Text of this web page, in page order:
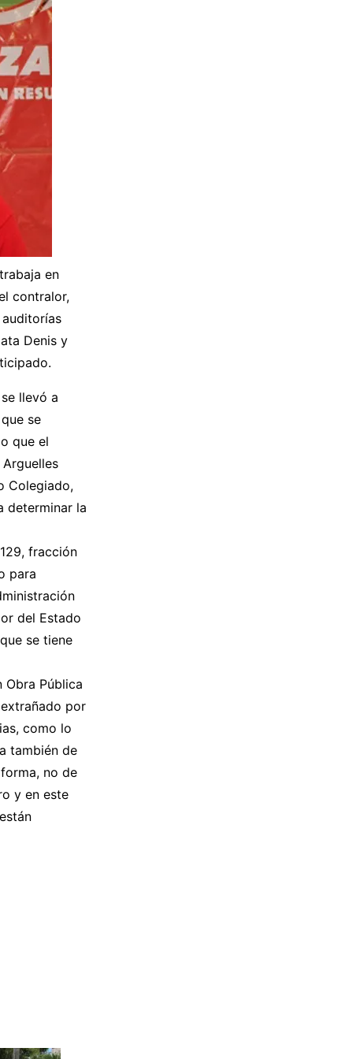
en
contralor,
Denis y
llevó a
se
que el
Colegiado,
determinar la
fracción
para
del Estado
se tiene
Pública
por
como lo
también de
no de
y en este